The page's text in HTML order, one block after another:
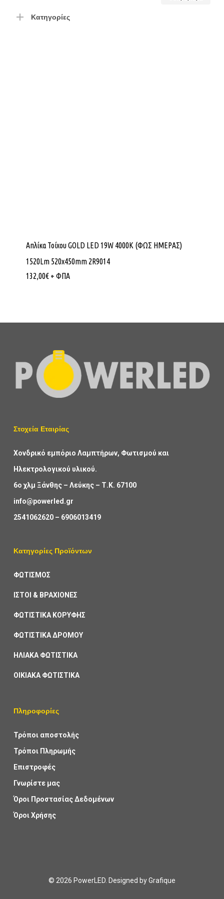
Κατηγορίες
Απλίκα Τοίχου GOLD LED 19W 4000K (ΦΩΣ ΗΜΕΡΑΣ)
1520Lm 520x450mm 2R9014
132,00€ + ΦΠΑ
Στοχεία Εταιρίας
Χονδρικό εμπόριο Λαμπτήρων, Φωτισμού και
Ηλεκτρολογικού υλικού.
6ο χλμ Ξάνθης – Λεύκης – Τ.Κ. 67100
info@powerled.gr
2541062620– 6906013419
Κατηγορίες Προϊόντων
ΦΩΤΙΣΜΟΣ
ΙΣΤΟΙ & ΒΡΑΧΙΟΝΕΣ
ΦΩΤΙΣΤΙΚΑ ΚΟΡΥΦΗΣ
ΦΩΤΙΣΤΙΚΑ ΔΡΟΜΟΥ
ΗΛΙΑΚΑ ΦΩΤΙΣΤΙΚΑ
ΟΙΚΙΑΚΑ ΦΩΤΙΣΤΙΚΑ
Πληροφορίες
Τρόποι αποστολής
Τρόποι Πληρωμής
Επιστροφές
Γνωρίστε μας
Όροι Προστασίας Δεδομένων
Όροι Χρήσης
© 2026 PowerLED. Designed byGrafique